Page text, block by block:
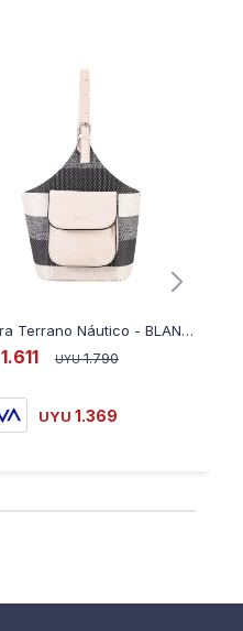
Matera Terrano Náutico - BLANCO-NEGRO
1.611 UYU 1.790
UYU 1.369